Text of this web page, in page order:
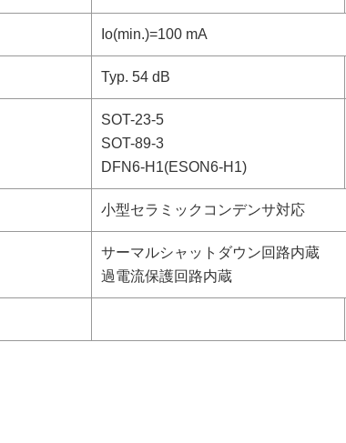
Io(min.)=100 mA
Typ. 54 dB
SOT-23-5
SOT-89-3
DFN6-H1(ESON6-H1)
小型セラミックコンデンサ対応
サーマルシャットダウン回路内蔵
過電流保護回路内蔵